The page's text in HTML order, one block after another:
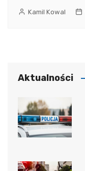
Kamil Kowal
Aktualności